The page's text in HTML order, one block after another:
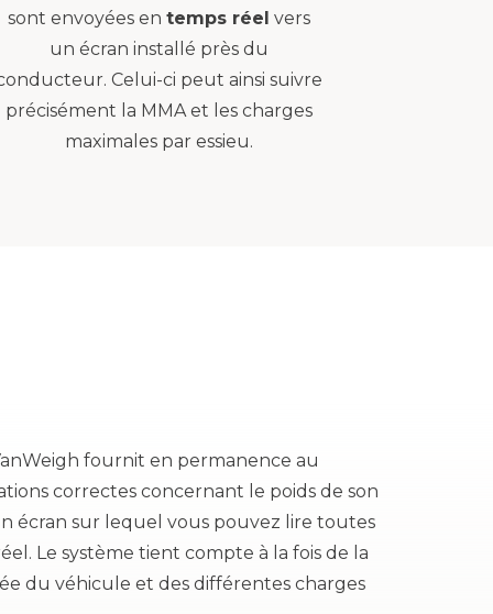
sont envoyées entemps réel vers
un écran installé près du
Celui-ci peut ainsi suivre
précisément la MMA et les charges
maximales par essieu.
fournit en permanence au
correctes concernant le poids de son
écran sur lequel vous pouvez lire toutes
Le système tient compte à la fois de la
du véhicule et des différentes charges